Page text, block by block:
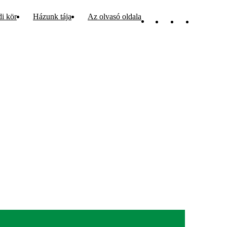
kör Házunk tája Az olvasó oldala